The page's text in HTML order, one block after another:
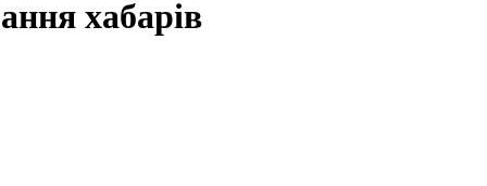
хабарів